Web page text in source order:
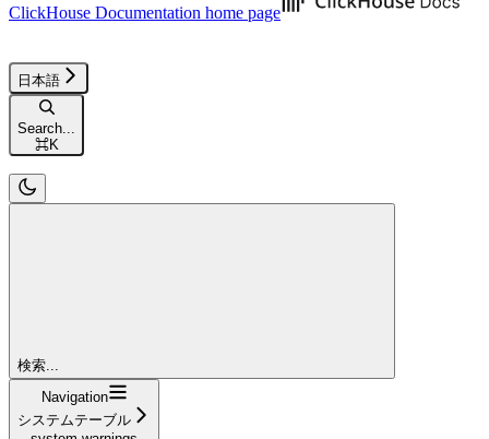
ClickHouse Documentation home page
日本語
Search...
⌘K
検索...
Navigation
システムテーブル